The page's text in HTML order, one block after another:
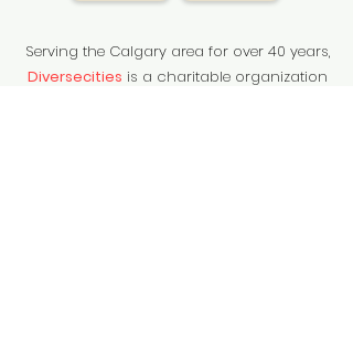
Serving the Calgary area for over 40 years,
Diversecities is a charitable organization